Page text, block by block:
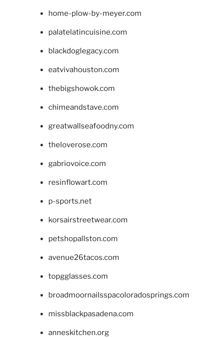
home-plow-by-meyer.com
palatelatincuisine.com
blackdoglegacy.com
eatvivahouston.com
thebigshowok.com
chimeandstave.com
greatwallseafoodny.com
theloverose.com
gabriovoice.com
resinflowart.com
p-sports.net
korsairstreetwear.com
petshopallston.com
avenue26tacos.com
topgglasses.com
broadmoornailsspacoloradosprings.com
missblackpasadena.com
anneskitchen.org